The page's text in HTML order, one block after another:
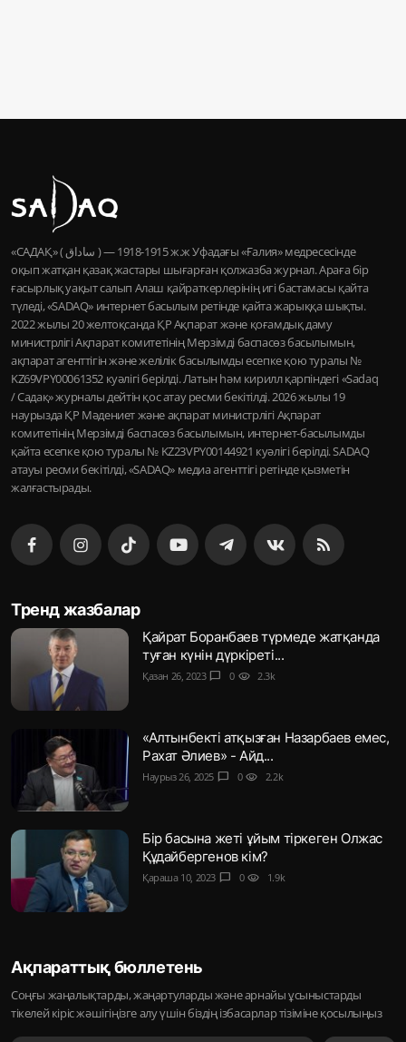
«САДАҚ» ( ساداق ) — 1915-1918 ж.ж Уфадағы «Ғалия» медресесінде
оқып жатқан қазақ жастары шығарған қолжазба журнал. Араға бір
ғасырлық уақыт салып Алаш қайраткерлерінің игі бастамасы қайта
түледі, «SADAQ» интернет басылым ретінде қайта жарыққа шықты.
2022 жылы 20 желтоқсанда ҚР Ақпарат және қоғамдық даму
министрлігі Ақпарат комитетінің Мерзімді баспасөз басылымын,
ақпарат агенттігін және желілік басылымды есепке қою туралы №
KZ69VPY00061352 куәлігі берілді. Латын һәм кирилл қарпіндегі «Sadaq
/ Садақ» журналы дейтін қос атау ресми бекітілді. 2026 жылы 19
наурызда ҚР Мәдениет және ақпарат министрлігі Ақпарат
комитетінің Мерзімді баспасөз басылымын, интернет-басылымды
қайта есепке қою туралы № KZ23VPY00144921 куәлігі берілді. SADAQ
атауы ресми бекітілді, «SADAQ» медиа агенттігі ретінде қызметін
жалғастырады.
Тренд жазбалар
Қайрат Боранбаев түрмеде жатқанда
туған күнін дүркіреті...
Қазан 26, 2023 chat_bubble 0 visibility 2.3k
«Алтынбекті атқызған Назарбаев емес,
Рахат Әлиев» - Айд...
Наурыз 26, 2025 chat_bubble 0 visibility 2.2k
Бір басына жеті ұйым тіркеген Олжас
Құдайбергенов кім?
Қараша 10, 2023 chat_bubble 0 visibility 1.9k
Ақпараттық бюллетень
Соңғы жаңалықтарды, жаңартуларды және арнайы ұсыныстарды
тікелей кіріс жәшігіңізге алу үшін біздің ізбасарлар тізіміне қосылыңыз